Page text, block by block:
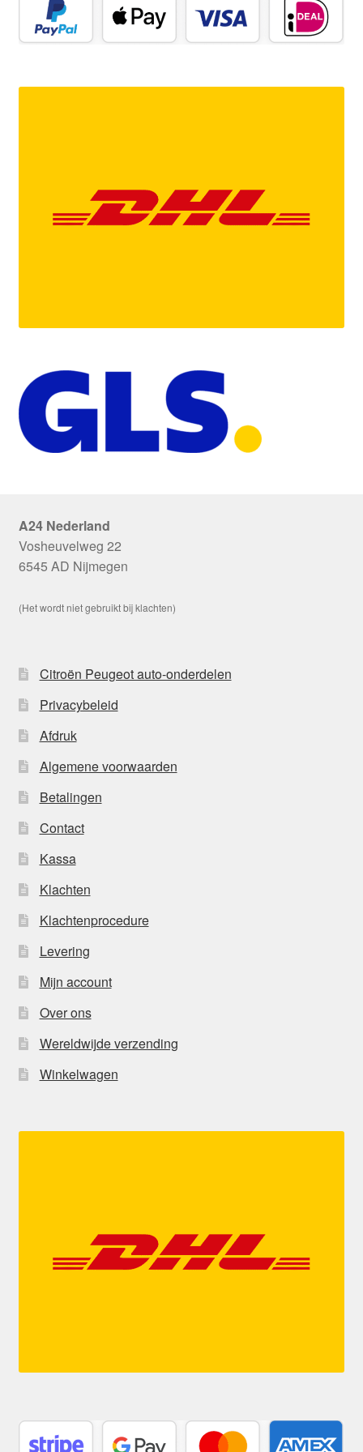
A24 Nederland
Vosheuvelweg 22
6545 AD Nijmegen
(Het wordt niet gebruikt bij klachten)
Citroën Peugeot auto-onderdelen
Privacybeleid
Afdruk
Algemene voorwaarden
Betalingen
Contact
Kassa
Klachten
Klachtenprocedure
Levering
Mijn account
Over ons
Wereldwijde verzending
Winkelwagen